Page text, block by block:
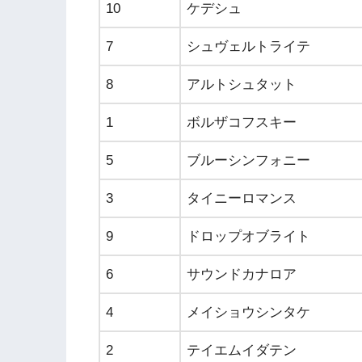
10 ケデシュ
7 シュヴェルトライテ
8 アルトシュタット
1 ボルザコフスキー
5 ブルーシンフォニー
3 タイニーロマンス
9 ドロップオブライト
6 サウンドカナロア
4 メイショウシンタケ
2 テイエムイダテン